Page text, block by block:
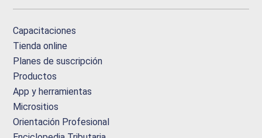
Capacitaciones
Tienda online
Planes de suscripción
Productos
App y herramientas
Micrositios
Orientación Profesional